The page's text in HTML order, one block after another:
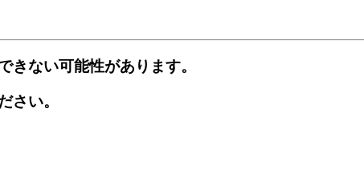
きない可能性があります。
さい。